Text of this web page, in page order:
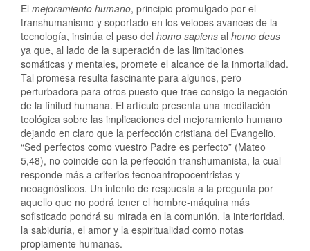
El mejoramiento humano, principio promulgado por el
transhumanismo y soportado en los veloces avances de la
tecnología, insinúa el paso del homo sapiens al homo deus
ya que, al lado de la superación de las limitaciones
somáticas y mentales, promete el alcance de la inmortalidad.
Tal promesa resulta fascinante para algunos, pero
perturbadora para otros puesto que trae consigo la negación
de la finitud humana. El artículo presenta una meditación
teológica sobre las implicaciones del mejoramiento humano
dejando en claro que la perfección cristiana del Evangelio,
“Sed perfectos como vuestro Padre es perfecto” (Mateo
5,48), no coincide con la perfección transhumanista, la cual
responde más a criterios tecnoantropocentristas y
neoagnósticos. Un intento de respuesta a la pregunta por
aquello que no podrá tener el hombre-máquina más
sofisticado pondrá su mirada en la comunión, la interioridad,
la sabiduría, el amor y la espiritualidad como notas
propiamente humanas.